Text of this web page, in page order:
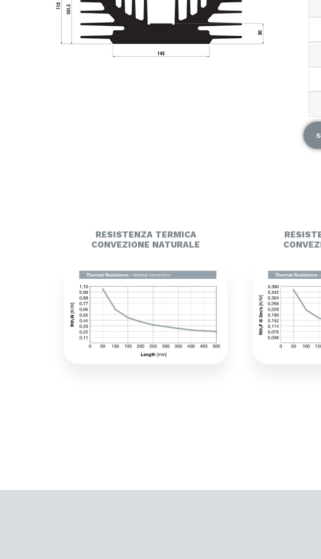
RESISTENZA TERMICA
CONVEZIONE NATURALE